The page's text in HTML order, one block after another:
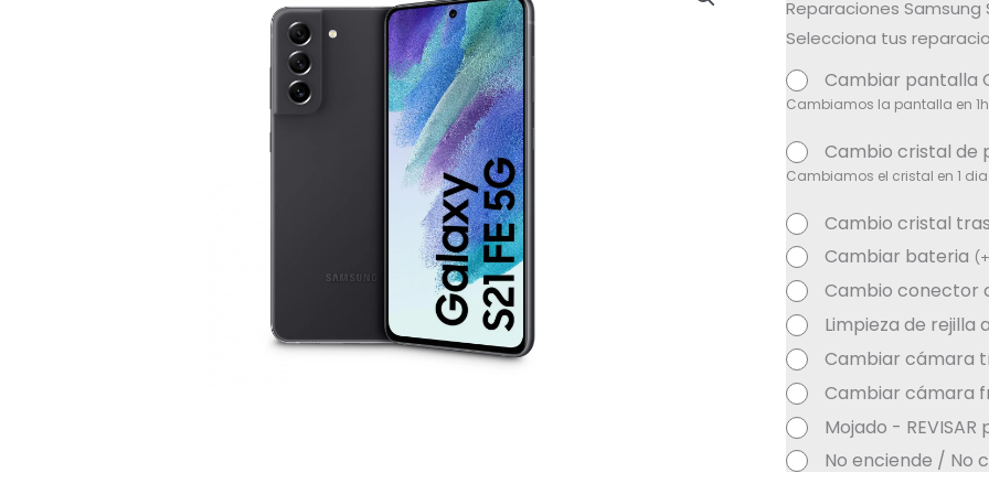
Reparaciones Samsung
Selecciona tus
Cambiar pantalla
Cambiamos la pantalla en
Cambio cristal de
Cambiamos el cristal en 1 dia
Cambio cristal
Cambiar bateria (+
Cambio conector
Limpieza de
Cambiar cámara
Cambiar cámara
Mojado -
No enciende / No